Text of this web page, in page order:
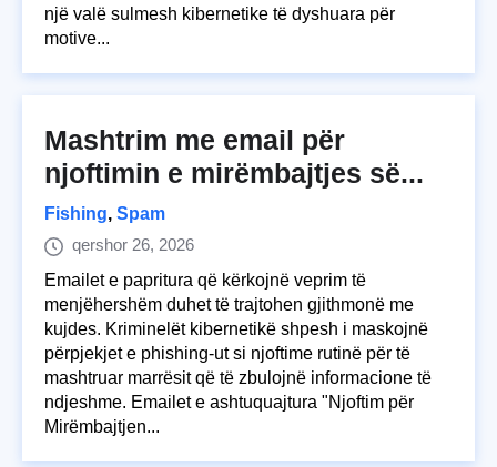
një valë sulmesh kibernetike të dyshuara për
motive...
Mashtrim me email për
njoftimin e mirëmbajtjes së...
Fishing, Spam
qershor 26, 2026
Emailet e papritura që kërkojnë veprim të
menjëhershëm duhet të trajtohen gjithmonë me
kujdes. Kriminelët kibernetikë shpesh i maskojnë
përpjekjet e phishing-ut si njoftime rutinë për të
mashtruar marrësit që të zbulojnë informacione të
ndjeshme. Emailet e ashtuquajtura "Njoftim për
Mirëmbajtjen...